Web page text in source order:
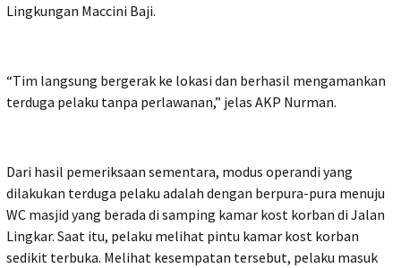
Lingkungan Maccini Baji.
“Tim langsung bergerak ke lokasi dan berhasil mengamankan
terduga pelaku tanpa perlawanan,” jelas AKP Nurman.
Dari hasil pemeriksaan sementara, modus operandi yang
dilakukan terduga pelaku adalah dengan berpura-pura menuju
WC masjid yang berada di samping kamar kost korban di Jalan
Lingkar. Saat itu, pelaku melihat pintu kamar kost korban
sedikit terbuka. Melihat kesempatan tersebut, pelaku masuk